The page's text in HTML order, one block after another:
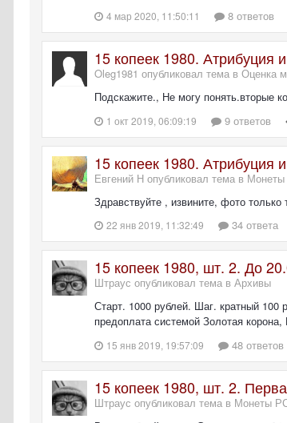
4 мар 2020, 11:50:11 8 ответов
15 копеек 1980. Атрибуция
Oleg1981 опубликовал тема в Оценка
Подскажите., Не могу понять.вторые
1 окт 2019, 06:09:19 9 ответов
15 копеек 1980. Атрибуция
Евгений Н опубликовал тема в
Здравствуйте , извините, фото только
22 янв 2019, 11:32:49 34 ответа
15 копеек 1980, шт. 2. До
Штраус опубликовал тема в Архивы
Старт. 1000 рублей. Шаг. кратный 100
предоплата системой Золотая корона,
15 янв 2019, 19:57:09 48 ответов
15 копеек 1980, шт. 2.
Штраус опубликовал тема в Монеты